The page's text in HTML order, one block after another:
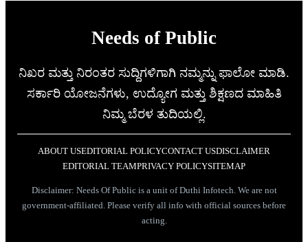
Needs of Public
ನಿಖರ ಮತ್ತು ನಿರಂತರ ಸುದ್ದಿಗಳಿಗಾಗಿ ನಮ್ಮನ್ನು ಫಾಲೋ ಮಾಡಿ.
ಸರ್ಕಾರಿ ಯೋಜನೆಗಳು, ಉದ್ಯೋಗ ಮತ್ತು ಶಿಕ್ಷಣದ ಮಾಹಿತಿ
ನಿಮ್ಮ ಬೆರಳ ತುದಿಯಲ್ಲಿ.
ABOUT USEDITORIAL POLICYCONTACT USDISCLAIMER
EDITORIAL TEAMPRIVACY POLICYSITEMAP
Disclaimer: Needs Of Public is a unit of Duthi Infotech. We are not
government-affiliated. Please verify all info with official sources before
acting.